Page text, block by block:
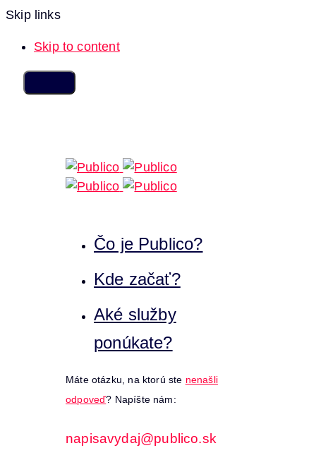
Skip links
Skip to content
Čo je Publico?
Kde začať?
Aké služby
ponúkate?
Máte otázku, na ktorú ste nenašli
odpoveď? Napíšte nám:
napisavydaj@publico.sk